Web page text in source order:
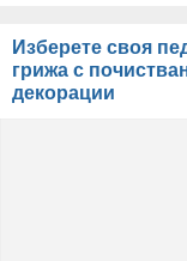
Изберете своя
грижа с
декорации